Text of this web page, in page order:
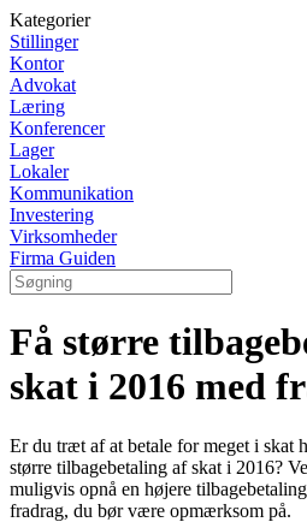
Kategorier
Stillinger
Kontor
Advokat
Læring
Konferencer
Lager
Lokaler
Kommunikation
Investering
Virksomheder
Firma Guiden
Få større
skat i 2016 med
Er du træt af at betale for meget i skat
større tilbagebetaling af skat i 2016?
muligvis opnå en højere
fradrag, du bør være opmærksom på.